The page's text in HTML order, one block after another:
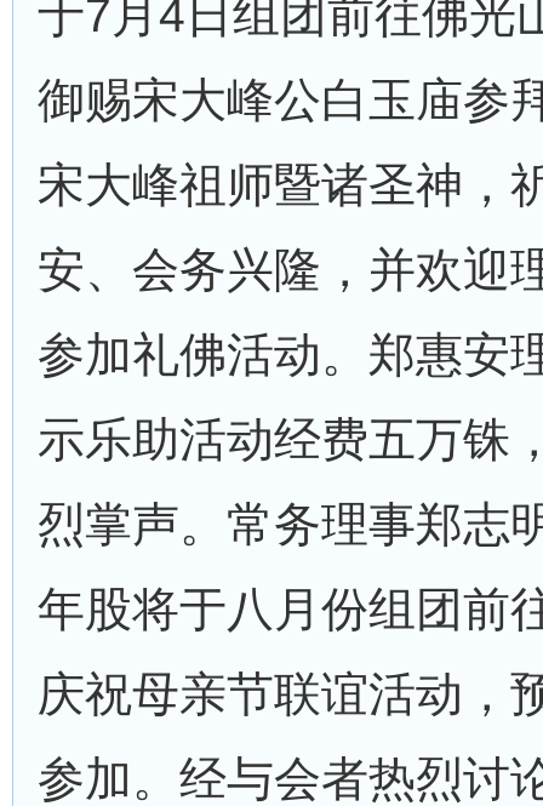
于7月4日组团前往佛光
御赐宋大峰公白玉庙参
宋大峰祖师暨诸圣神，
安、会务兴隆，并欢迎
参加礼佛活动。郑惠安
示乐助活动经费五万铢
烈掌声。常务理事郑志
年股将于八月份组团前
庆祝母亲节联谊活动，
参加。经与会者热烈讨